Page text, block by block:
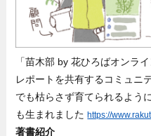
「苗木部 by 花ひろばオンラ
レポートを共有するコミュニ
でも枯らさず育てられるよう
も生まれましたhttps://
著書紹介